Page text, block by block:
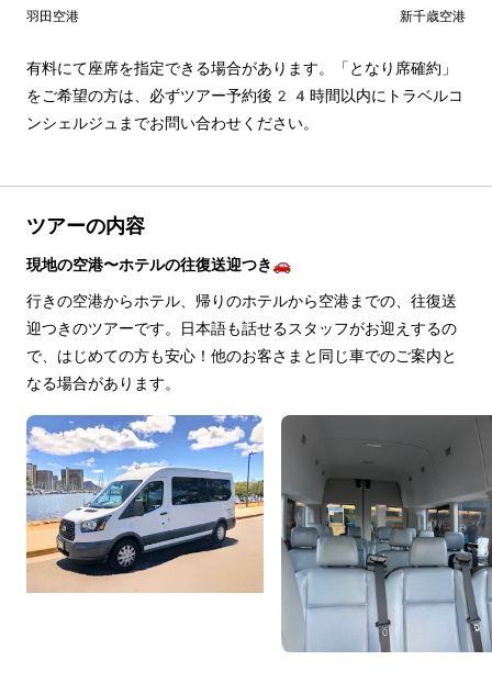
羽田空港 新千歳空港
有料にて座席を指定できる場合があります。「となり席確約」
をご希望の方は、必ずツアー予約後24時間以内にトラベルコ
ンシェルジュまでお問い合わせください。
ツアーの内容
現地の空港〜ホテルの往復送迎つき🚗
行きの空港からホテル、帰りのホテルから空港までの、往復送
迎つきのツアーです。日本語も話せるスタッフがお迎えするの
で、はじめての方も安心！他のお客さまと同じ車でのご案内と
なる場合があります。